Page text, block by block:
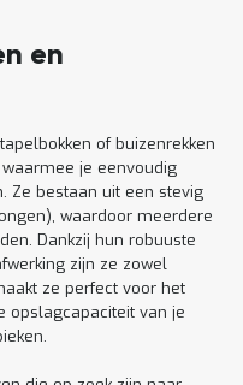
en
of buizenrekken
je eenvoudig
Ze bestaan uit een stevig
waardoor meerdere
Dankzij hun robuuste
zijn ze zowel
ze perfect voor het
opslagcapaciteit van je